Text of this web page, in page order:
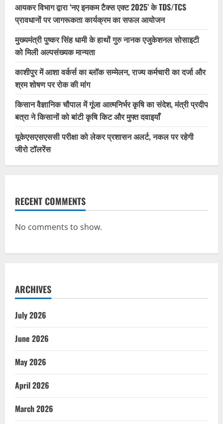
आयकर विभाग द्वारा ‘नए इनकम टैक्स एक्ट 2025’ के TDS/TCS
प्रावधानों पर जागरूकता कार्यक्रम का सफल आयोजन
मुख्यमंत्री पुष्कर सिंह धामी के हाथों गुरु नानक एजुकेशनल सोसाइटी
को मिली अल्पसंख्यक मान्यता
काशीपुर में आशा वर्कर्स का ब्लॉक सम्मेलन, राज्य कर्मचारी का दर्जा और
श्रम शोषण पर रोक की मांग
किसान वैज्ञानिक चौपाल में गूंजा आत्मनिर्भर कृषि का संदेश, मंत्री प्रदीप
बत्रा ने किसानों को बांटी कृषि किट और मुफ्त दवाइयाँ
यूकेएसएसएससी परीक्षा को लेकर प्रशासन अलर्ट, नकल पर रहेगी
जीरो टॉलरेंस
RECENT COMMENTS
No comments to show.
ARCHIVES
July 2026
June 2026
May 2026
April 2026
March 2026